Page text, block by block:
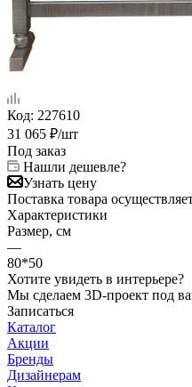
Код: 227610
31 065 ₽/шт
Под заказ
Нашли дешевле?
Узнать цену
Поставка товара
Характеристики
Размер, см
—
80*50
Хотите увидеть в интерьере?
Мы сделаем 3D-проект под
Записаться
Каталог
Акции
Бренды
Дизайнерам